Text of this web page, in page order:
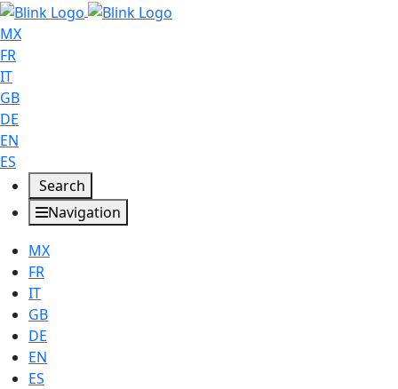
MX
FR
IT
GB
DE
EN
ES
Search
Navigation
MX
FR
IT
GB
DE
EN
ES